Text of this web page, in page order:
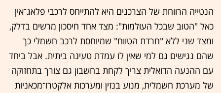
הנטייה הרווחת של הצרכנים היא להתייחס לרכבי פלאג־אין
כאל "הטוב שבכל העולמות": מצד אחד חיסכון מרשים בדלק,
ומצד שני ללא "חרדת הטווח" שמיוחסת לרכב חשמלי כך
שהם נגישים גם למי שאין לו עמדת טעינה ביתית. אבל ביחד
עם ההנעה הדואלית צריך לקחת בחשבון גם צורך בתחזוקה
של מערכת חשמלית, מנוע בנזין ומערכות אלקטרו־מכאניות